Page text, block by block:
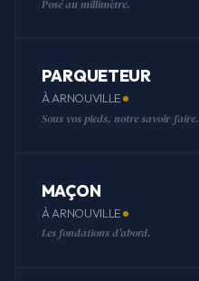
Posé au millimètre.
PARQUETEUR
À ARNOUVILLE
Sous vos pieds, notre savoir-faire.
MAÇON
À ARNOUVILLE
Les fondations d'abord.